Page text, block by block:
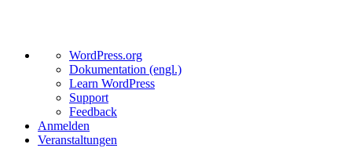
Über
WordPress
WordPress.org
Dokumentation (engl.)
Learn WordPress
Support
Feedback
Anmelden
Veranstaltungen